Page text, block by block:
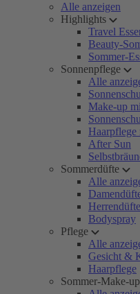
Alle anzeigen
Highlights
Travel
Beauty-
Sommer-
Sonnenpflege
Alle
Make-up
After Sun
Sommerdüfte
Alle
Herrendüfte
Bodyspray
Pflege
Alle
Gesicht &
Haarpflege
Sommer-Make-